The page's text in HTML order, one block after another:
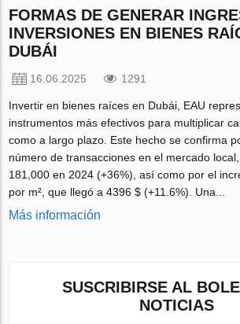
FORMAS DE GENERAR
INVERSIONES EN BIENES
DUBÁI
16.06.2025 1291
Invertir en bienes raíces en Dubái, EAU
instrumentos más efectivos para multiplicar
como a largo plazo. Este hecho se confirma
número de transacciones en el mercado
181,000 en 2024 (+36%), así como por el
por m², que llegó a 4396 $ (+11.6%). Una...
Más información
SUSCRIBIRSE AL
NOTICIAS